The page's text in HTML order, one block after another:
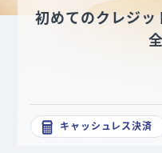
初めてのクレジ
キャッシュレス決済